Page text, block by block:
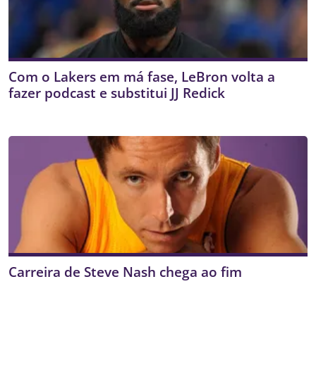
Com o Lakers em má fase, LeBron volta a
fazer podcast e substitui JJ Redick
Carreira de Steve Nash chega ao fim